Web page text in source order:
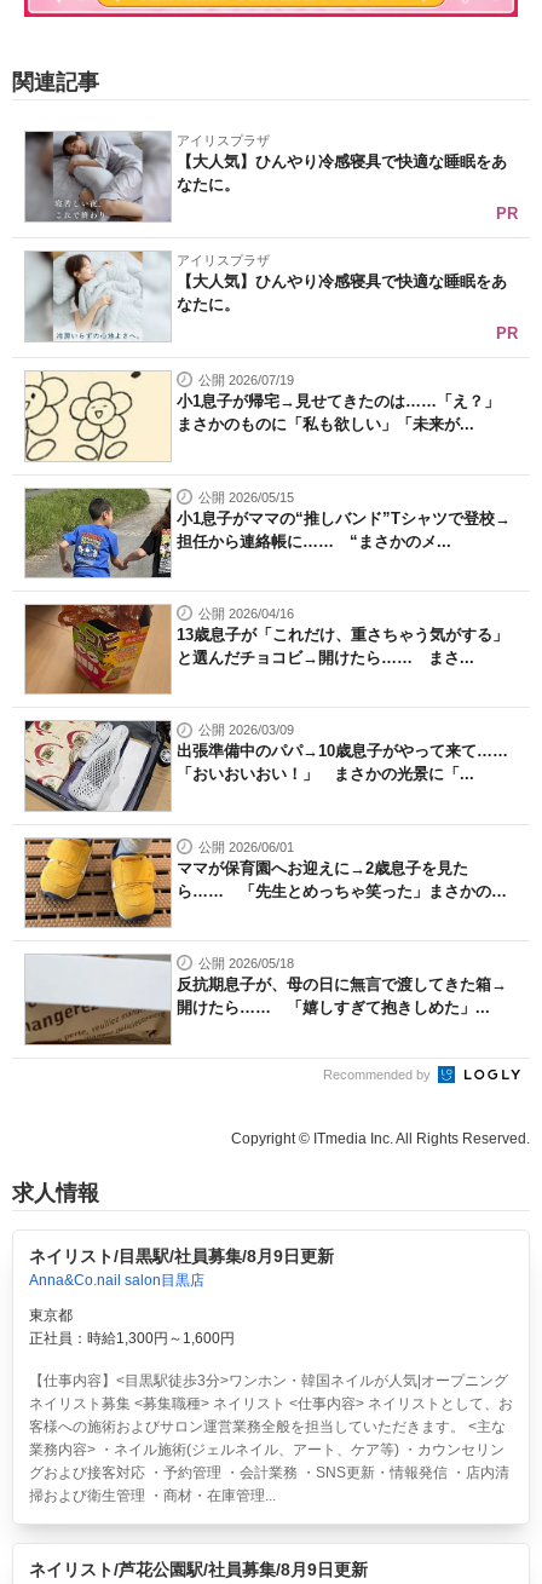
関連記事
アイリスプラザ
【大人気】ひんやり冷感寝具で快適な睡眠をあ
なたに。
PR
アイリスプラザ
【大人気】ひんやり冷感寝具で快適な睡眠をあ
なたに。
PR
公開 2026/07/19
小1息子が帰宅→見せてきたのは……「え？」
まさかのものに「私も欲しい」「未来が...
公開 2026/05/15
小1息子がママの“推しバンド”Tシャツで登校→
担任から連絡帳に…… “まさかのメ...
公開 2026/04/16
13歳息子が「これだけ、重さちゃう気がする」
と選んだチョコビ→開けたら…… まさ...
公開 2026/03/09
出張準備中のパパ→10歳息子がやって来て……
「おいおいおい！」 まさかの光景に「...
公開 2026/06/01
ママが保育園へお迎えに→2歳息子を見た
ら…… 「先生とめっちゃ笑った」まさかの
公開 2026/05/18
反抗期息子が、母の日に無言で渡してきた箱→
開けたら…… 「嬉しすぎて抱きしめた」...
Recommended by
Copyright © ITmedia Inc. All Rights Reserved.
求人情報
ネイリスト/目黒駅/社員募集/8月9日更新
Anna&Co.nail salon目黒店
東京都
正社員：時給1,300円～1,600円
【仕事内容】<目黒駅徒歩3分>ワンホン・韓国ネイルが人気|オープニング
ネイリスト募集 <募集職種> ネイリスト <仕事内容> ネイリストとして、お
客様への施術およびサロン運営業務全般を担当していただきます。 <主な
業務内容> ・ネイル施術(ジェルネイル、アート、ケア等) ・カウンセリン
グおよび接客対応 ・予約管理 ・会計業務 ・SNS更新・情報発信 ・店内清
掃および衛生管理 ・商材・在庫管理...
ネイリスト/芦花公園駅/社員募集/8月9日更新